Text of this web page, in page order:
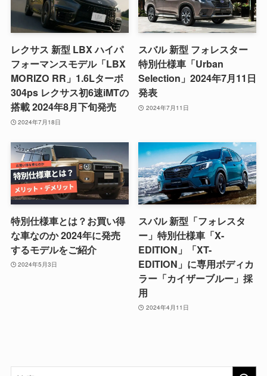
レクサス 新型 LBX ハイパ
フォーマンスモデル「LBX
MORIZO RR」1.6Lターボ
304ps レクサス初6速iMTの
搭載 2024年8月下旬発売
2024年7月18日
スバル 新型 フォレスター
特別仕様車「Urban
Selection」2024年7月11日
発表
2024年7月11日
特別仕様車とは？お買い得
な車なのか 2024年に発売
するモデルをご紹介
2024年5月3日
スバル 新型「フォレスタ
ー」特別仕様車「X-
EDITION」「XT-
EDITION」に専用ボディカ
ラー「カイザーブルー」採
用
2024年4月11日